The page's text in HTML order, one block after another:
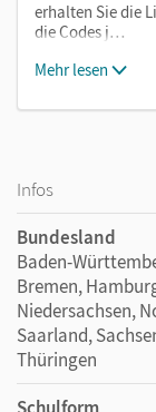
erhalten Sie die
die Codes j…
Mehr lesen
Infos
Bundesland
Baden-
Bremen,
Niedersachsen,
Saarland,
Thüringen